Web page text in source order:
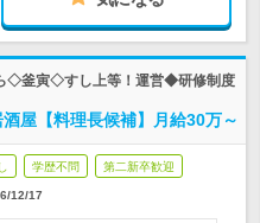
◇釜寅◇すし上等！運営◆研修制度
屋【料理長候補】月給30万～
学歴不問 第二新卒歓迎
12/17